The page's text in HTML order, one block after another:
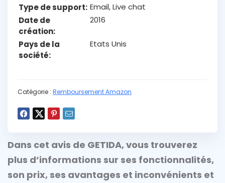
Type de support Email, Live chat
Date de
création
2016
Pays de la
société
Etats Unis
Catégorie : Remboursement Amazon
Dans cet avis de GETIDA, vous trouverez
plus d’informations sur ses fonctionnalités,
son prix, ses avantages et inconvénients et